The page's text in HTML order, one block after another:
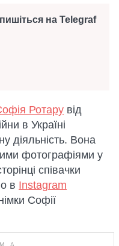
на Telegraf
Ротару від
в Україні
діяльність. Вона
фотографіями у
співачки
в Instagram
Софії